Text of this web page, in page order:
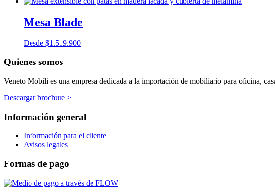
Mesa Blade
Desde $1.519.900
Quienes somos
Veneto Mobili es una empresa dedicada a la importación de mobiliario para oficina,
Descargar brochure >
Información general
Información para el cliente
Avisos legales
Formas de pago